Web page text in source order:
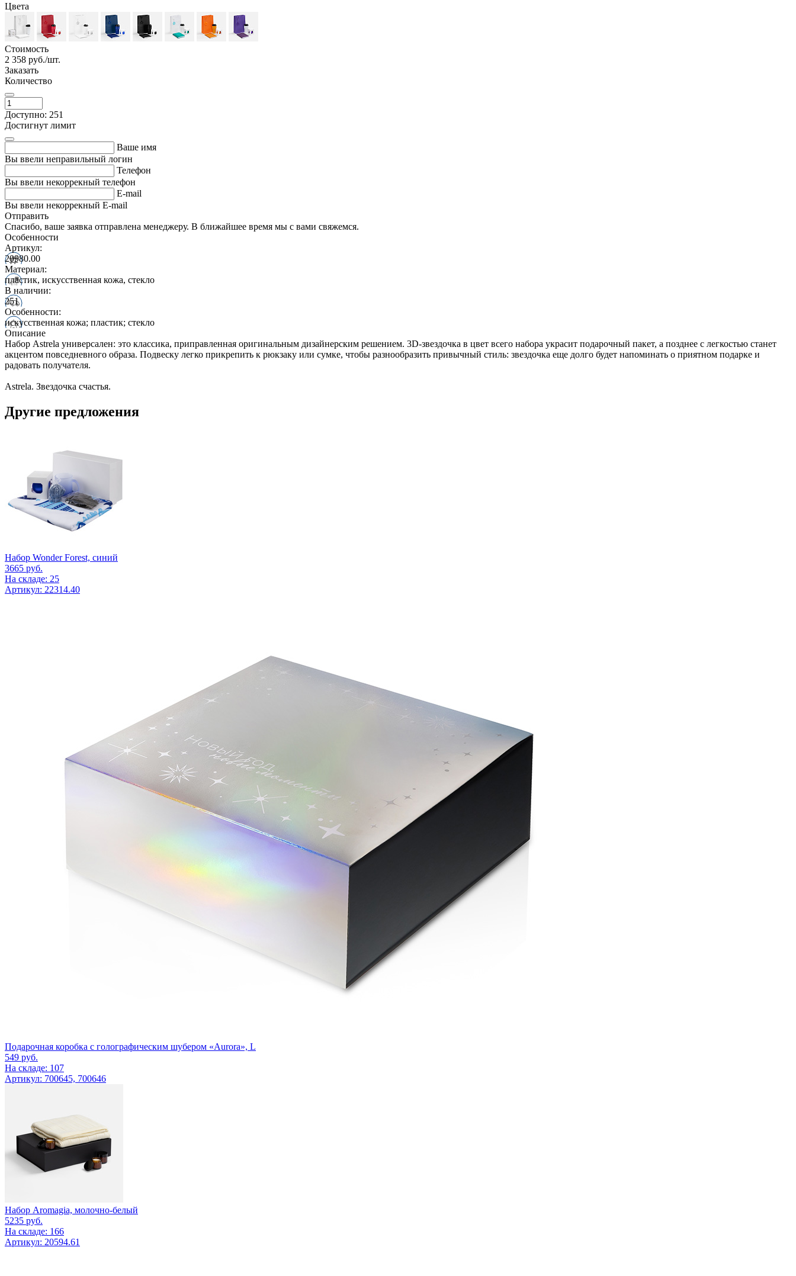
Цвета
Стоимость
2 358 руб./шт.
Заказать
Количество
Доступно: 251
Достигнут лимит
Ваше имя
Вы ввели неправильный логин
Телефон
Вы ввели некоррекный телефон
E-mail
Вы ввели некоррекный E-mail
Отправить
Спасибо, ваше заявка отправлена менеджеру. В ближайшее время мы с вами свяжемся.
Особенности
Артикул:
20980.00
Материал:
пластик, искусственная кожа, стекло
В наличии:
251
Особенности:
искусственная кожа; пластик; стекло
Описание
Набор Astrela универсален: это классика, приправленная оригинальным дизайнерским решением. 3D-звездочка в цвет всего набора украсит подарочный пакет, а позднее с легкостью станет
акцентом повседневного образа. Подвеску легко прикрепить к рюкзаку или сумке, чтобы разнообразить привычный стиль: звездочка еще долго будет напоминать о приятном подарке и
радовать получателя.
Astrela. Звездочка счастья.
Другие предложения
Набор Wonder Forest, синий
3665 руб.
На складе: 25
Артикул: 22314.40
Подарочная коробка с голографическим шубером «Aurora», L
549 руб.
На складе: 107
Артикул: 700645, 700646
Набор Aromagia, молочно-белый
5235 руб.
На складе: 166
Артикул: 20594.61